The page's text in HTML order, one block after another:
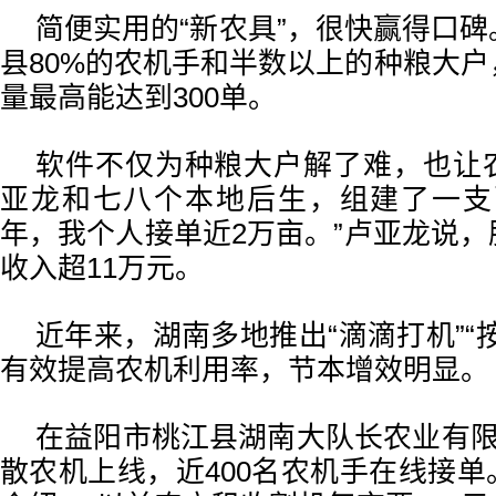
简便实用的“新农具”，很快赢得口
县80%的农机手和半数以上的种粮大
量最高能达到300单。
软件不仅为种粮大户解了难，也让
亚龙和七八个本地后生，组建了一
年，我个人接单近2万亩。”卢亚龙说
收入超11万元。
近年来，湖南多地推出“滴滴打机”“
有效提高农机利用率，节本增效明显。
在益阳市桃江县湖南大队长农业有
散农机上线，近400名农机手在线接